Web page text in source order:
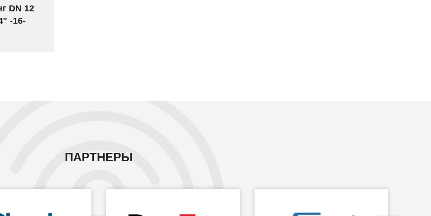
DN 12
-16-
ПАРТНЕРЫ